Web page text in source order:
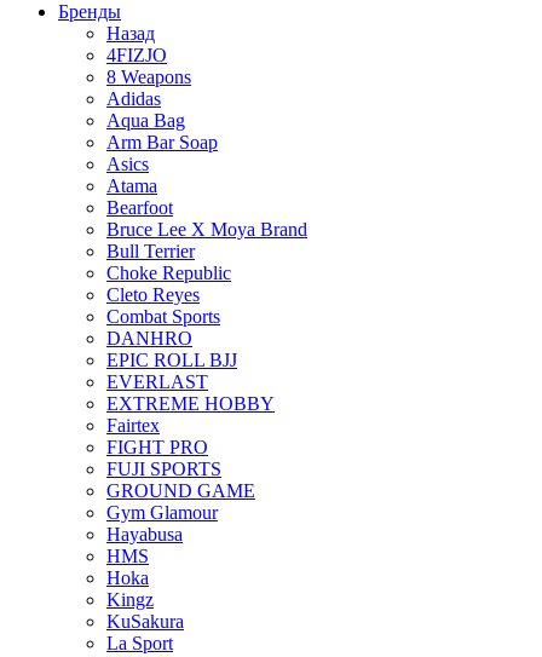
Бренды
Назад
4FIZJO
8 Weapons
Adidas
Aqua Bag
Arm Bar Soap
Asics
Atama
Bearfoot
Bruce Lee X Moya Brand
Bull Terrier
Choke Republic
Cleto Reyes
Combat Sports
DANHRO
EPIC ROLL BJJ
EVERLAST
EXTREME HOBBY
Fairtex
FIGHT PRO
FUJI SPORTS
GROUND GAME
Gym Glamour
Hayabusa
HMS
Hoka
Kingz
KuSakura
La Sport